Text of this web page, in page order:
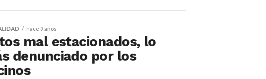
hace 9 años
mal estacionados, lo
denunciado por los